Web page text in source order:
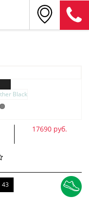
17690 руб.
43